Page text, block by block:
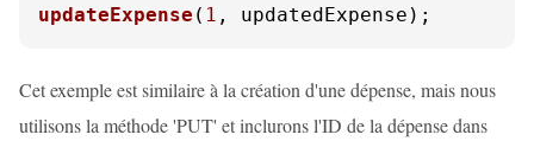
updateExpense ( 1 , updatedExpense);
Cet exemple est similaire à la création d'une dépense, mais nous
utilisons la méthode 'PUT' et inclurons l'ID de la dépense dans